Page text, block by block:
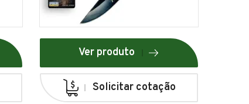
Ver produto
Solicitar cotação